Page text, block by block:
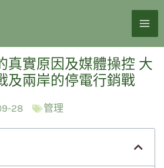
真實原因及媒體操控 大
及兩岸的停電行銷戰
28 管理